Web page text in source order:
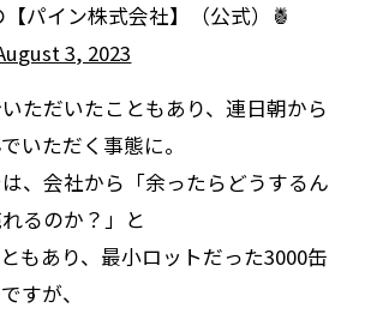
パイン株式会社】（公式）🍍
3, 2023
ただいたこともあり、連日朝から
いただく事態に。
、会社から「余ったらどうするん
るのか？」と
もあり、最小ロットだった3000缶
すが、